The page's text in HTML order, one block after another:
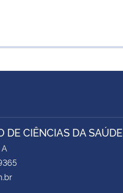
DE CIÊNCIAS DA SAÚDE